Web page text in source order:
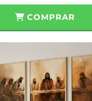
COMPRAR